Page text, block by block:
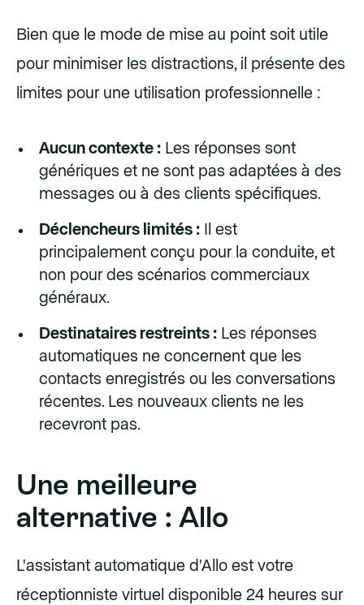
Bien que le mode de mise au point soit utile
pour minimiser les distractions, il présente des
limites pour une utilisation professionnelle :
Aucun contexte : Les réponses sont
génériques et ne sont pas adaptées à des
messages ou à des clients spécifiques.
Déclencheurs limités : Il est
principalement conçu pour la conduite, et
non pour des scénarios commerciaux
généraux.
Destinataires restreints : Les réponses
automatiques ne concernent que les
contacts enregistrés ou les conversations
récentes. Les nouveaux clients ne les
recevront pas.
Une meilleure
alternative : Allo
L'assistant automatique d'Allo est votre
réceptionniste virtuel disponible 24 heures sur